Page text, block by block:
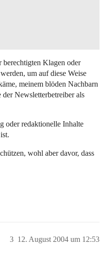
Klagen oder
um auf diese Weise
meinem blöden Nachbarn
Newsletterbetreiber als
oder redaktionelle Inhalte
wohl aber davor, dass
12. August 2004 um 12:53
3